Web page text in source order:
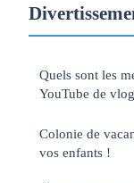
Quels sont les
YouTube de
Colonie de
vos enfants !